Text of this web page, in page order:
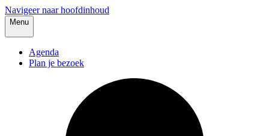
Navigeer naar hoofdinhoud
Menu
Agenda
Plan je bezoek